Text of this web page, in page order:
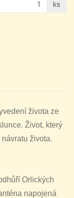
ks
života ze
Život, který
života.
Orlických
napojená